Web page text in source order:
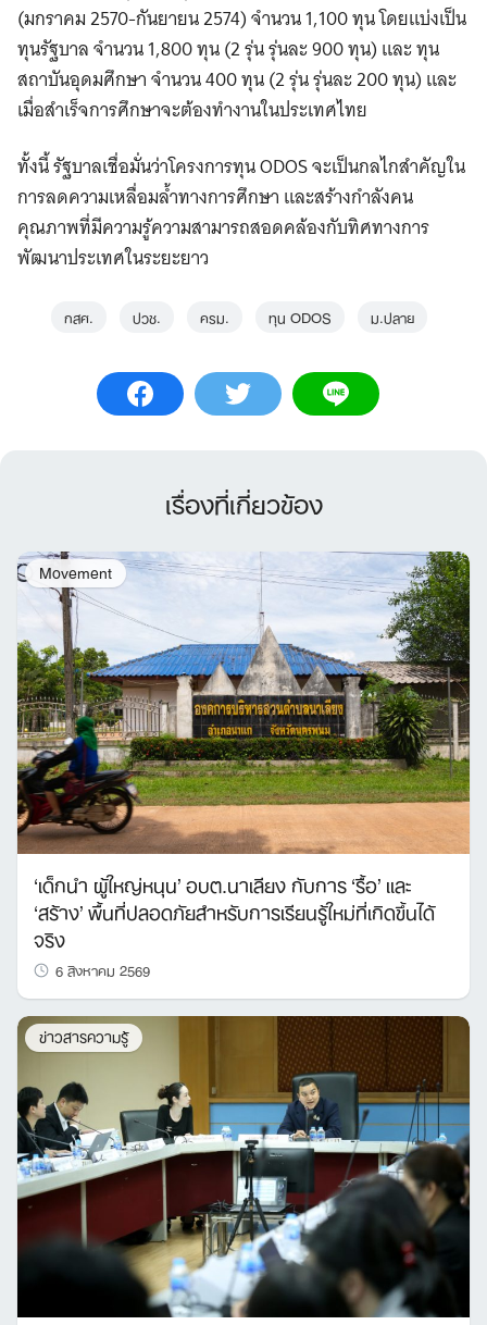
(มกราคม 2570-กันยายน 2574) จำนวน 1,100 ทุน โดยแบ่งเป็น
ทุนรัฐบาล จํานวน 1,800 ทุน (2 รุ่น รุ่นละ 900 ทุน) และ ทุน
สถาบันอุดมศึกษา จํานวน 400 ทุน (2 รุ่น รุ่นละ 200 ทุน) และ
เมื่อสําเร็จการศึกษาจะต้องทํางานในประเทศไทย
ทั้งนี้ รัฐบาลเชื่อมั่นว่าโครงการทุน ODOS จะเป็นกลไกสำคัญใน
การลดความเหลื่อมล้ำทางการศึกษา และสร้างกำลังคน
คุณภาพที่มีความรู้ความสามารถสอดคล้องกับทิศทางการ
พัฒนาประเทศในระยะยาว
กสศ. ปวช. ครม. ทุน ODOS ม.ปลาย
เรื่องที่เกี่ยวข้อง
Movement
‘เด็กนำ ผู้ใหญ่หนุน’ อบต.นาเลียง กับการ ‘รื้อ’ และ
‘สร้าง’ พื้นที่ปลอดภัยสำหรับการเรียนรู้ใหม่ที่เกิดขึ้นได้
จริง
6 สิงหาคม 2569
ข่าวสารความรู้